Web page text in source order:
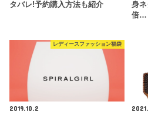
タバレ!予約購入方法も紹介
身ネ
倍…
レディースファッション福袋
2019.10.2